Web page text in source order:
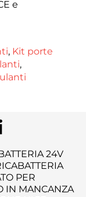
e
, Kit porte
,